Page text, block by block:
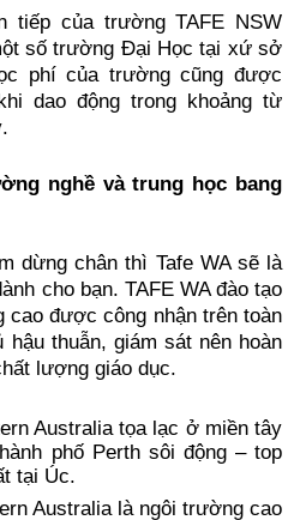
tiếp của trường TAFE NSW
số trường Đại Học tại xứ sở
phí của trường cũng được
dao động trong khoảng từ
nghề và trung học bang
dừng chân thì Tafe WA sẽ là
cho bạn. TAFE WA đào tạo
được công nhận trên toàn
thuẫn, giám sát nên hoàn
lượng giáo dục.
Australia tọa lạc ở miền tây
phố Perth sôi động – top
tại Úc.
Australia là ngôi trường cao